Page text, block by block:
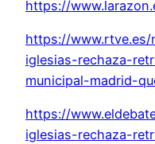
https://
https://
iglesias-rechaza-
municipal-madrid-
https://
iglesias-rechaza-